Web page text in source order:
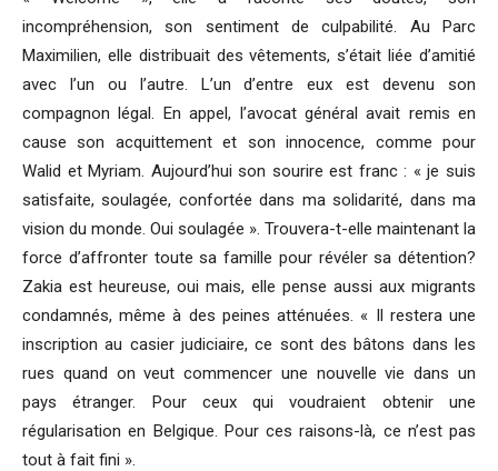
incompréhension, son sentiment de culpabilité. Au Parc
Maximilien, elle distribuait des vêtements, s’était liée d’amitié
avec l’un ou l’autre. L’un d’entre eux est devenu son
compagnon légal. En appel, l’avocat général avait remis en
cause son acquittement et son innocence, comme pour
Walid et Myriam. Aujourd’hui son sourire est franc : « je suis
satisfaite, soulagée, confortée dans ma solidarité, dans ma
vision du monde. Oui soulagée ». Trouvera-t-elle maintenant la
force d’affronter toute sa famille pour révéler sa détention?
Zakia est heureuse, oui mais, elle pense aussi aux migrants
condamnés, même à des peines atténuées. « Il restera une
inscription au casier judiciaire, ce sont des bâtons dans les
rues quand on veut commencer une nouvelle vie dans un
pays étranger. Pour ceux qui voudraient obtenir une
régularisation en Belgique. Pour ces raisons-là, ce n’est pas
tout à fait fini ».